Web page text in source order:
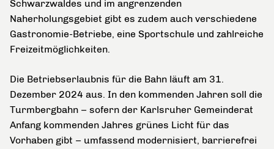
Schwarzwaldes und im angrenzenden
Naherholungsgebiet gibt es zudem auch verschiedene
Gastronomie-Betriebe, eine Sportschule und zahlreiche
Freizeitmöglichkeiten.
Die Betriebserlaubnis für die Bahn läuft am 31.
Dezember 2024 aus. In den kommenden Jahren soll die
Turmbergbahn – sofern der Karlsruher Gemeinderat
Anfang kommenden Jahres grünes Licht für das
Vorhaben gibt – umfassend modernisiert, barrierefrei